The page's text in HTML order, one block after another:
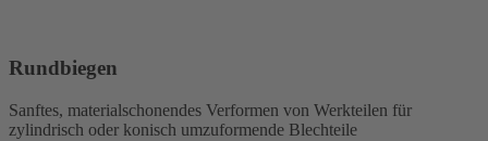
Rundbiegen
Sanftes, materialschonendes Verformen von Werkteilen für
zylindrisch oder konisch umzuformende Blechteile